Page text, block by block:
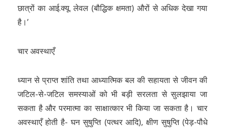
छात्रों का आई.क्यू. लेवल (बौद्धिक क्षमता) औरों से अधिक देखा गया
है।’
चार अवस्थाएँ
ध्यान से प्राप्त शांति तथा आध्यात्मिक बल की सहायता से जीवन की
जटिल-से-जटिल समस्याओं को भी बड़ी सरलता से सुलझाया जा
सकता है और परमात्मा का साक्षात्कार भी किया जा सकता है। चार
अवस्थाएँ होती है- घन सुषुप्ति (पत्थर आदि), क्षीण सुषुप्ति (पेड़-पौधे